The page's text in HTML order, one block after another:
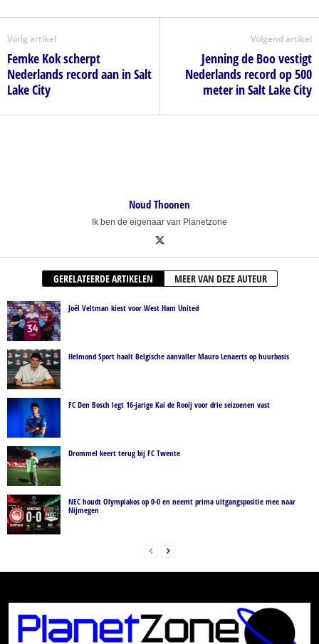
Vorig artikel
Femke Kok scherpt
Nederlands record aan in Salt
Lake City
Volgend artikel
Jenning de Boo vestigt
Nederlands record op 500
meter in Salt Lake City
Noud Thoonen
Ik ben de eigenaar van Planetzone
GERELATEERDE ARTIKELEN MEER VAN DEZE AUTEUR
Joël Veltman kiest voor West Ham United
Helmond Sport haalt Belgische aanvaller Mauro Lenaerts op huurbasis
FC Den Bosch legt 16-jarige Kai de Rooij voor drie seizoenen vast
Drommel keert terug bij FC Twente
NEC houdt Olympiakos op 0-0 en neemt prima uitgangspositie mee naar
Nijmegen